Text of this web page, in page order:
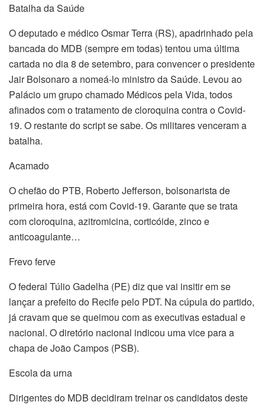
Batalha da Saúde
O deputado e médico Osmar Terra (RS), apadrinhado pela
bancada do MDB (sempre em todas) tentou uma última
cartada no dia 8 de setembro, para convencer o presidente
Jair Bolsonaro a nomeá-lo ministro da Saúde. Levou ao
Palácio um grupo chamado Médicos pela Vida, todos
afinados com o tratamento de cloroquina contra o Covid-
19. O restante do script se sabe. Os militares venceram a
batalha.
Acamado
O chefão do PTB, Roberto Jefferson, bolsonarista de
primeira hora, está com Covid-19. Garante que se trata
com cloroquina, azitromicina, corticóide, zinco e
anticoagulante…
Frevo ferve
O federal Túlio Gadelha (PE) diz que vai insitir em se
lançar a prefeito do Recife pelo PDT. Na cúpula do partido,
já cravam que se queimou com as executivas estadual e
nacional. O diretório nacional indicou uma vice para a
chapa de João Campos (PSB).
Escola da urna
Dirigentes do MDB decidiram treinar os candidatos deste